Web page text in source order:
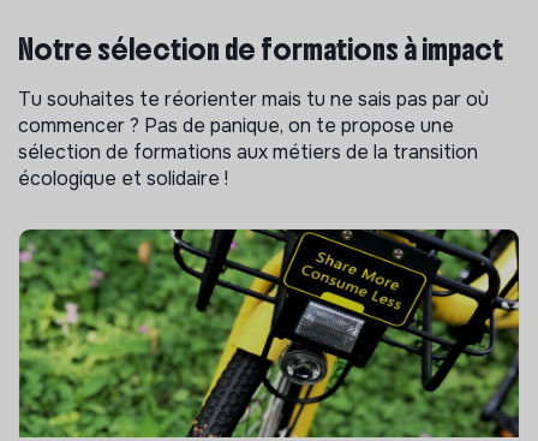
Notre sélection de formations à impact
Tu souhaites te réorienter mais tu ne sais pas par où
commencer ? Pas de panique, on te propose une
sélection de formations aux métiers de la transition
écologique et solidaire !